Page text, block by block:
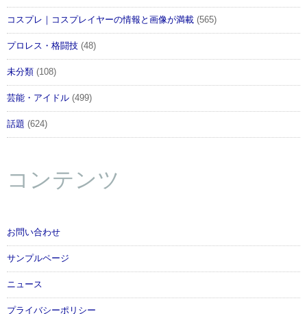
コスプレ｜コスプレイヤーの情報と画像が満載 (565)
プロレス・格闘技 (48)
未分類 (108)
芸能・アイドル (499)
話題 (624)
コンテンツ
お問い合わせ
サンプルページ
ニュース
プライバシーポリシー